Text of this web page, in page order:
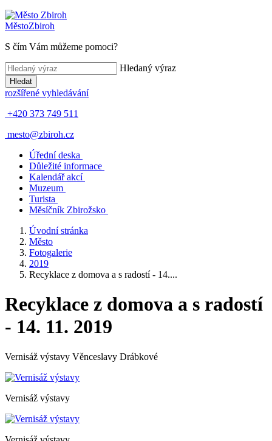
MěstoZbiroh
S čím Vám můžeme pomoci?
Hledaný výraz
Hledat
rozšířené vyhledávání
+420 373 749 511
mesto@zbiroh.cz
Úřední deska
Důležité informace
Kalendář akcí
Muzeum
Turista
Měsíčník Zbirožsko
Úvodní stránka
Město
Fotogalerie
2019
Recyklace z domova a s radostí - 14....
Recyklace z domova a s radostí
- 14. 11. 2019
Vernisáž výstavy Věnceslavy Drábkové
Vernisáž výstavy